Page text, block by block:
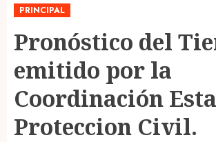
PRINCIPAL
Pronóstico del
emitido por la
Coordinación
Proteccion Civil.